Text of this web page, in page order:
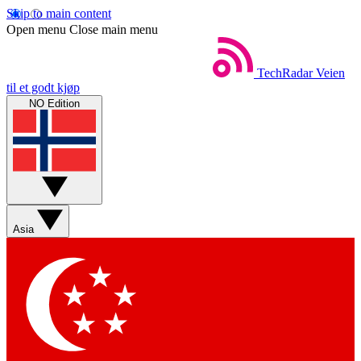
Skip to main content
Open menu Close main menu
TechRadar Veien
til et godt kjøp
NO Edition
Asia